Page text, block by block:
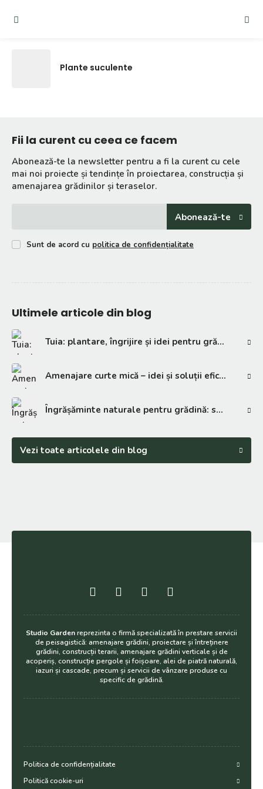
Plante suculente
Plante suculente
Fii la curent cu ceea ce facem
Abonează-te la newsletter pentru a fi la curent cu cele
mai noi proiecte și tendințe în proiectarea, construcția și
amenajarea grădinilor și teraselor.
Abonează-te
Sunt de acord cu politica de confidențialitate
Ultimele articole din blog
Tuia: plantare, îngrijire și idei pentru grădină
Amenajare curte mică – idei și soluții eficiente
Îngrășăminte naturale pentru grădină: soluții eficiente
Vezi toate articolele din blog
Studio Gardenreprezinta o firmă specializată în prestare servicii
de peisagistică: amenajare grădini, proiectare și întreținere
grădini, construcții terarii, amenajare grădini verticale și de
acoperiș, construcție pergole și foișoare, alei de piatră naturală,
iazuri și cascade, precum și servicii de vânzare produse cu
specific de grădină.
Politica de confidențialitate
Politică cookie-uri